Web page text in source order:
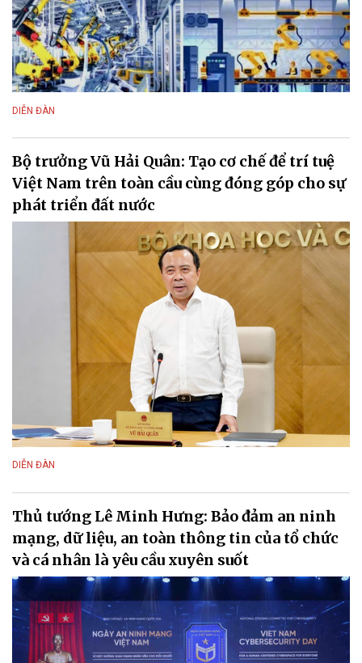
DIỄN ĐÀN
Bộ trưởng Vũ Hải Quân: Tạo cơ chế để trí tuệ
Việt Nam trên toàn cầu cùng đóng góp cho sự
phát triển đất nước
DIỄN ĐÀN
Thủ tướng Lê Minh Hưng: Bảo đảm an ninh
mạng, dữ liệu, an toàn thông tin của tổ chức
và cá nhân là yêu cầu xuyên suốt